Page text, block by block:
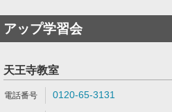
アップ学習会
天王寺教室
0120-65-3131